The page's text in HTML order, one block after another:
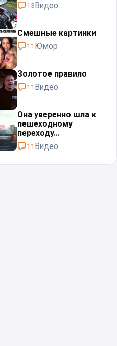
13Видео
Смешные картинки
11 Юмор
Золотое правило
11 Видео
Она уверенно шла к
пешеходному
переходу...
11 Видео